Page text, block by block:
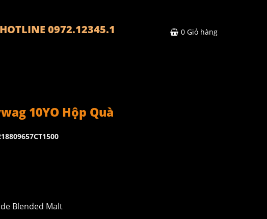
HOTLINE 0972.12345.1 0 Giỏ hàng
10YO Hộp Quà
Blended Malt